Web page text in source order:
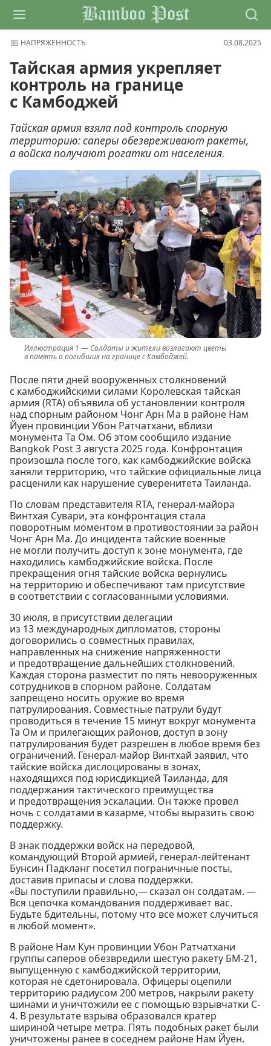
Bamboo Post
НАПРЯЖЕННОСТЬ 03.08.2025
Тайская армия укрепляет
контроль на границе
с Камбоджей
Тайская армия взяла под контроль спорную
территорию: саперы обезвреживают ракеты,
а войска получают рогатки от населения.
Солдаты и жители возлагают цветы
в память о погибших на границе с Камбоджей.
После пяти дней вооруженных столкновений
с камбоджийскими силами Королевская тайская
армия (RTA) объявила об установлении контроля
над спорным районом Чонг Арн Ма в районе Нам
Йуен провинции Убон Ратчатхани, вблизи
монумента Та Ом. Об этом сообщило издание
Bangkok Post 3 августа 2025 года. Конфронтация
произошла после того, как камбоджийские войска
заняли территорию, что тайские официальные лица
расценили как нарушение суверенитета Таиланда.
По словам представителя RTA, генерал-майора
Винтхая Сувари, эта конфронтация стала
поворотным моментом в противостоянии за район
Чонг Арн Ма. До инцидента тайские военные
не могли получить доступ к зоне монумента, где
находились камбоджийские войска. После
прекращения огня тайские войска вернулись
на территорию и обеспечивают там присутствие
в соответствии с согласованными условиями.
30 июля, в присутствии делегации
из 13 международных дипломатов, стороны
договорились о совместных правилах,
направленных на снижение напряженности
и предотвращение дальнейших столкновений.
Каждая сторона разместит по пять невооруженных
сотрудников в спорном районе. Солдатам
запрещено носить оружие во время
патрулирования. Совместные патрули будут
проводиться в течение 15 минут вокруг монумента
Та Ом и прилегающих районов, доступ в зону
патрулирования будет разрешен в любое время без
ограничений. Генерал-майор Винтхай заявил, что
тайские войска дислоцированы в зонах,
находящихся под юрисдикцией Таиланда, для
поддержания тактического преимущества
и предотвращения эскалации. Он также провел
ночь с солдатами в казарме, чтобы выразить свою
поддержку.
В знак поддержки войск на передовой,
командующий Второй армией, генерал-лейтенант
Бунсин Падкланг посетил пограничные посты,
доставив припасы и слова поддержки.
«Вы поступили правильно,— сказал он солдатам. —
Вся цепочка командования поддерживает вас.
Будьте бдительны, потому что все может случиться
в любой момент».
В районе Нам Кун провинции Убон Ратчатхани
группы саперов обезвредили шестую ракету БМ-21,
выпущенную с камбоджийской территории,
которая не сдетонировала. Офицеры оцепили
территорию радиусом 200 метров, накрыли ракету
шинами и уничтожили ее с помощью взрывчатки C-
4. В результате взрыва образовался кратер
шириной четыре метра. Пять подобных ракет были
уничтожены ранее в соседнем районе Нам Йуен.